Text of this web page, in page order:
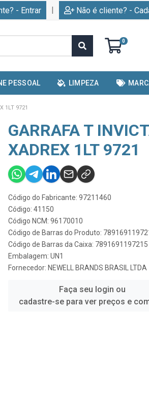
- Entrar | Não é cliente? -
0
PESSOAL LIMPEZA
1LT 9721
GARRAFA T
XADREX 1LT 9721
Código do Fabricante: 97211460
Código: 41150
Código NCM: 96170010
Código de Barras do Produto:
Código de Barras da Caixa: 7891691197215
Embalagem: UN1
Fornecedor: NEWELL BRANDS BRASIL LTDA
Faça seu login ou
cadastre-se para ver preços e